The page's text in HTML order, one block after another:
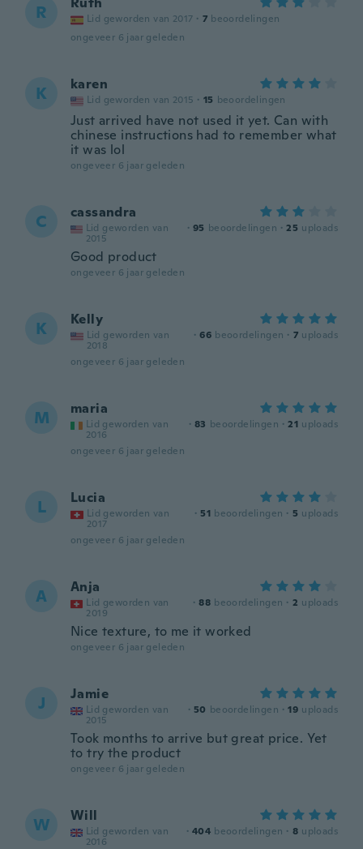
R Lid geworden van 2017 · 7 beoordelingen
ongeveer 6 jaar geleden
K karen
Lid geworden van 2015 · 15 beoordelingen
Just arrived have not used it yet. Can with
chinese instructions had to remember what
it was lol
ongeveer 6 jaar geleden
C cassandra
Lid geworden van
2015
· 95 beoordelingen · 25 uploads
Good product
ongeveer 6 jaar geleden
K Kelly
Lid geworden van
2018
· 66 beoordelingen · 7 uploads
ongeveer 6 jaar geleden
M maria
Lid geworden van
2016
· 83 beoordelingen · 21 uploads
ongeveer 6 jaar geleden
L Lucia
Lid geworden van
2017
· 51 beoordelingen · 5 uploads
ongeveer 6 jaar geleden
A Anja
Lid geworden van
2019
· 88 beoordelingen · 2 uploads
Nice texture, to me it worked
ongeveer 6 jaar geleden
J Jamie
Lid geworden van
2015
· 50 beoordelingen · 19 uploads
Took months to arrive but great price. Yet
to try the product
ongeveer 6 jaar geleden
W Will
Lid geworden van
2016
· 404 beoordelingen · 8 uploads